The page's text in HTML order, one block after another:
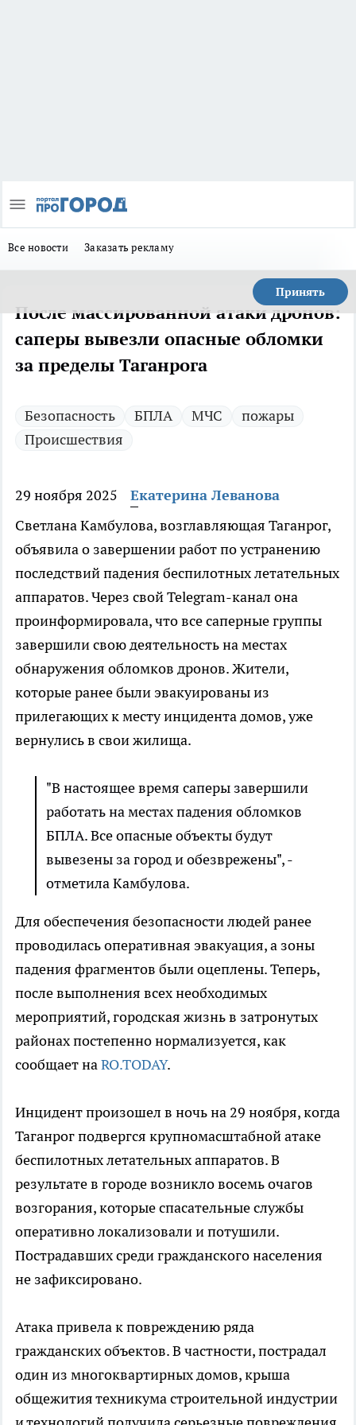
Все новости Заказать рекламу
Принять
После массированной атаки дронов:
саперы вывезли опасные обломки
за пределы Таганрога
Безопасность БПЛА МЧС
пожары
Происшествия
29 ноября 2025
Екатерина Леванова
Светлана Камбулова, возглавляющая Таганрог,
объявила о завершении работ по устранению
последствий падения беспилотных летательных
аппаратов. Через свой Telegram-канал она
проинформировала, что все саперные группы
завершили свою деятельность на местах
обнаружения обломков дронов. Жители,
которые ранее были эвакуированы из
прилегающих к месту инцидента домов, уже
вернулись в свои жилища.
"В настоящее время саперы завершили
работать на местах падения обломков
БПЛА. Все опасные объекты будут
вывезены за город и обезврежены", -
отметила Камбулова.
Для обеспечения безопасности людей ранее
проводилась оперативная эвакуация, а зоны
падения фрагментов были оцеплены. Теперь,
после выполнения всех необходимых
мероприятий, городская жизнь в затронутых
районах постепенно нормализуется, как
сообщает наRO.TODAY.
Инцидент произошел в ночь на 29 ноября, когда
Таганрог подвергся крупномасштабной атаке
беспилотных летательных аппаратов. В
результате в городе возникло восемь очагов
возгорания, которые спасательные службы
оперативно локализовали и потушили.
Пострадавших среди гражданского населения
не зафиксировано.
Атака привела к повреждению ряда
гражданских объектов. В частности, пострадал
один из многоквартирных домов, крыша
общежития техникума строительной индустрии